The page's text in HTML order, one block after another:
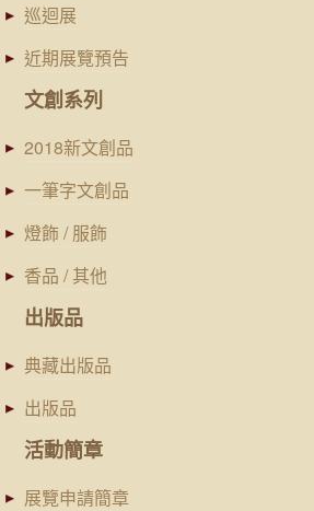
巡迴展
近期展覽預告
文創系列
2018新文創品
一筆字文創品
燈飾 / 服飾
香品 / 其他
出版品
典藏出版品
出版品
活動簡章
展覽申請簡章